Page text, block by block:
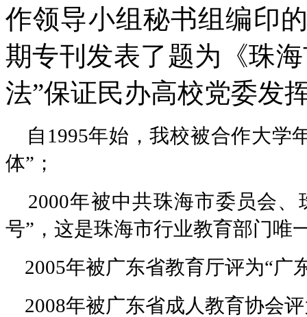
作领导小组秘书组编印
期专刊发表了题为《珠
法”保证民办高校党委发
自1995年始，我校被合作大学
体”；
2000年被中共珠海市委员会、
号”，这是珠海市行业教育部门唯
2005年被广东省教育厅评为“广
2008年被广东省成人教育协会